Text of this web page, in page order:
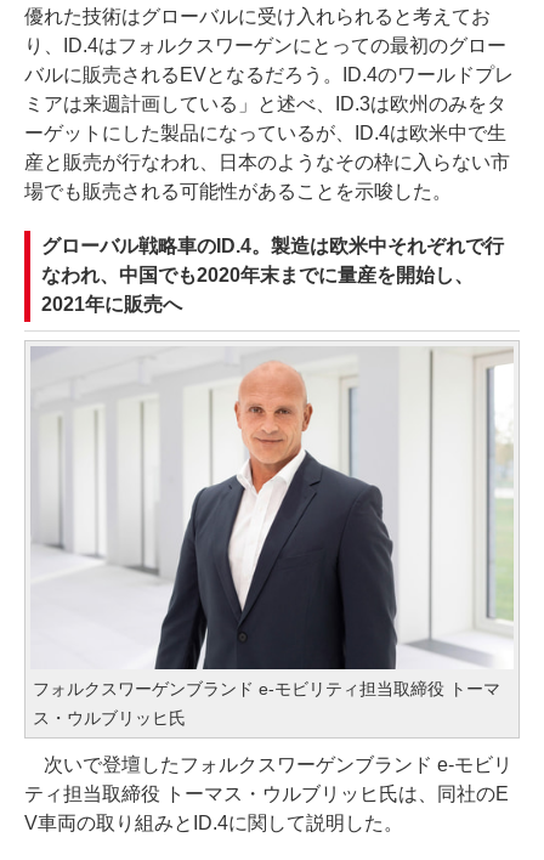
優れた技術はグローバルに受け入れられると考えてお
り、ID.4はフォルクスワーゲンにとっての最初のグロー
バルに販売されるEVとなるだろう。ID.4のワールドプレ
ミアは来週計画している」と述べ、ID.3は欧州のみをタ
ーゲットにした製品になっているが、ID.4は欧米中で生
産と販売が行なわれ、日本のようなその枠に入らない市
場でも販売される可能性があることを示唆した。
グローバル戦略車のID.4。製造は欧米中それぞれで行
なわれ、中国でも2020年末までに量産を開始し、
2021年に販売へ
フォルクスワーゲンブランド e-モビリティ担当取締役 トーマ
ス・ウルブリッヒ氏
次いで登壇したフォルクスワーゲンブランド e-モビリ
ティ担当取締役 トーマス・ウルブリッヒ氏は、同社のE
V車両の取り組みとID.4に関して説明した。